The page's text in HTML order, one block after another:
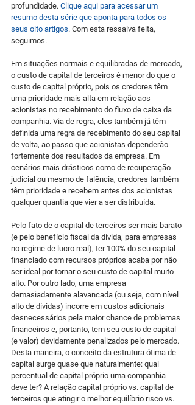
profundidade. Clique aqui para acessar um
resumo desta série que aponta para todos os
seus oito artigos. Com esta ressalva feita,
seguimos.
Em situações normais e equilibradas de mercado,
o custo de capital de terceiros é menor do que o
custo de capital próprio, pois os credores têm
uma prioridade mais alta em relação aos
acionistas no recebimento do fluxo de caixa da
companhia. Via de regra, eles também já têm
definida uma regra de recebimento do seu capital
de volta, ao passo que acionistas dependerão
fortemente dos resultados da empresa. Em
cenários mais drásticos como de recuperação
judicial ou mesmo de falência, credores também
têm prioridade e recebem antes dos acionistas
qualquer quantia que vier a ser distribuída.
Pelo fato de o capital de terceiros ser mais barato
(e pelo benefício fiscal da dívida, para empresas
no regime de lucro real), ter 100% do seu capital
financiado com recursos próprios acaba por não
ser ideal por tornar o seu custo de capital muito
alto. Por outro lado, uma empresa
demasiadamente alavancada (ou seja, com nível
alto de dívidas) incorre em custos adicionais
desnecessários pela maior chance de problemas
financeiros e, portanto, tem seu custo de capital
(e valor) devidamente penalizados pelo mercado.
Desta maneira, o conceito da estrutura ótima de
capital surge quase que naturalmente: qual
percentual de capital próprio uma companhia
deve ter? A relação capital próprio vs. capital de
terceiros que atingir o melhor equilíbrio risco vs.